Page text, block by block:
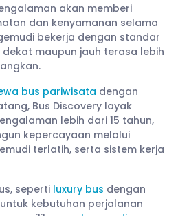
akan memberi
dan kenyamanan selama
bekerja dengan standar
maupun jauh terasa lebih
bus pariwisata dengan
Bus Discovery layak
lebih dari 15 tahun,
kepercayaan melalui
terlatih, serta sistem kerja
seperti luxury bus dengan
kebutuhan perjalanan